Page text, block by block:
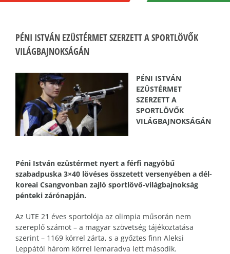
PÉNI ISTVÁN EZÜSTÉRMET SZERZETT A SPORTLÖVŐK
VILÁGBAJNOKSÁGÁN
PÉNI ISTVÁN
EZÜSTÉRMET
SZERZETT A
SPORTLÖVŐK
VILÁGBAJNOKSÁGÁN
Péni István ezüstérmet nyert a férfi nagyöbű
szabadpuska 3×40 lövéses összetett versenyében a dél-
koreai Csangvonban zajló sportlövő-világbajnokság
pénteki zárónapján.
Az UTE 21 éves sportolója az olimpia műsorán nem
szereplő számot – a magyar szövetség tájékoztatása
szerint – 1169 körrel zárta, s a győztes finn Aleksi
Leppától három körrel lemaradva lett második.